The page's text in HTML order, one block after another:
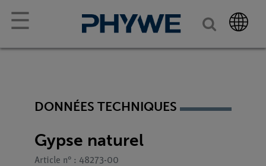
☰
DONNÉES TECHNIQUES
Gypse naturel
Article n° : 48273-00